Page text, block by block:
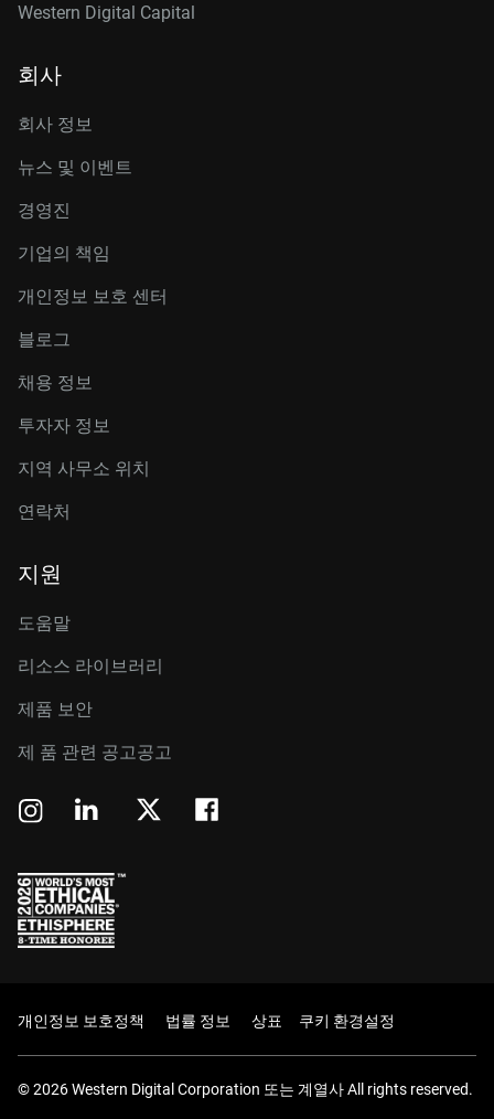
Western Digital Capital
회사
회사 정보
뉴스 및 이벤트
경영진
기업의 책임
개인정보 보호 센터
블로그
채용 정보
투자자 정보
지역 사무소 위치
연락처
지원
도움말
리소스 라이브러리
제품 보안
제 품 관련 공고공고
개인정보 보호정책 법률 정보 상표 쿠키 환경설정
© 2026 Western Digital Corporation 또는 계열사 All rights reserved.